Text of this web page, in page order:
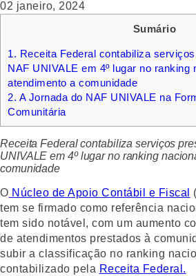
02 janeiro, 2024
Sumário
1. Receita Federal contabiliza
NAF UNIVALE em 4º lugar no ranking
atendimento a comunidade
2. A Jornada do NAF UNIVALE na
Comunitária
Receita Federal contabiliza serviços
UNIVALE em 4º lugar no ranking
comunidade
O Núcleo de Apoio Contábil e Fiscal
tem se firmado como referência
tem sido notável, com um aumento
de atendimentos prestados à
subir a classificação no ranking
contabilizado pela Receita Federal.